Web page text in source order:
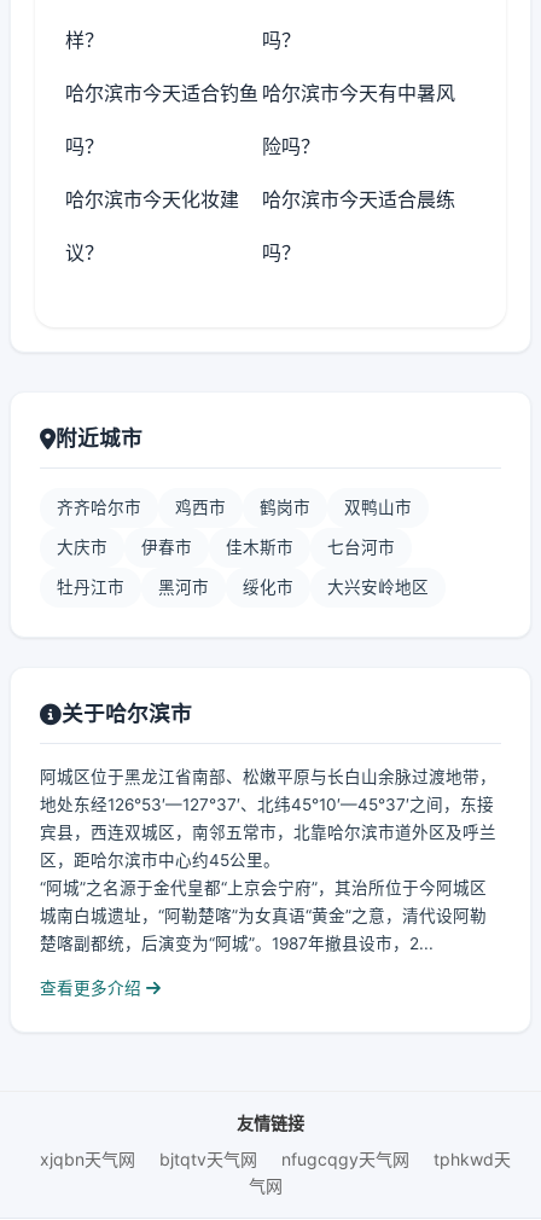
样？ 吗？
哈尔滨市今天适合钓鱼
吗？
哈尔滨市今天有中暑风
险吗？
哈尔滨市今天化妆建
议？
哈尔滨市今天适合晨练
吗？
附近城市
齐齐哈尔市 鸡西市 鹤岗市 双鸭山市
大庆市 伊春市 佳木斯市 七台河市
牡丹江市 黑河市 绥化市 大兴安岭地区
关于哈尔滨市
阿城区位于黑龙江省南部、松嫩平原与长白山余脉过渡地带，
地处东经126°53′—127°37′、北纬45°10′—45°37′之间，东接
宾县，西连双城区，南邻五常市，北靠哈尔滨市道外区及呼兰
区，距哈尔滨市中心约45公里。
“阿城”之名源于金代皇都“上京会宁府”，其治所位于今阿城区
城南白城遗址，“阿勒楚喀”为女真语“黄金”之意，清代设阿勒
楚喀副都统，后演变为“阿城”。1987年撤县设市，2...
查看更多介绍
友情链接
xjqbn天气网
bjtqtv天气网 nfugcqgy天气网
tphkwd天
气网